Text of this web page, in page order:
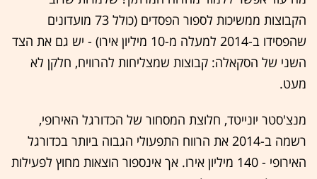
הקבוצות ממשיכות לספור הפסדים (כולל 73 מועדונים
שהפסידו ב-2014 למעלה מ-10 מיליון אירו) - יש גם את הצד
השני של הסקאלה: קבוצות שמצליחות להרוויח, חלקן לא
מעט.
מנצ'סטר יונייטד, חלוצת המסחור של הכדורגל האירופי,
רשמה ב-2014 את הרווח התפעולי הגבוה ביותר בכדורגל
האירופי - 140 מיליון אירו. אך אינספור הוצאות מחוץ לפעילות